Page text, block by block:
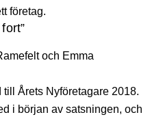
företag.
Årets Nyföretagare 2018.
i början av satsningen, och